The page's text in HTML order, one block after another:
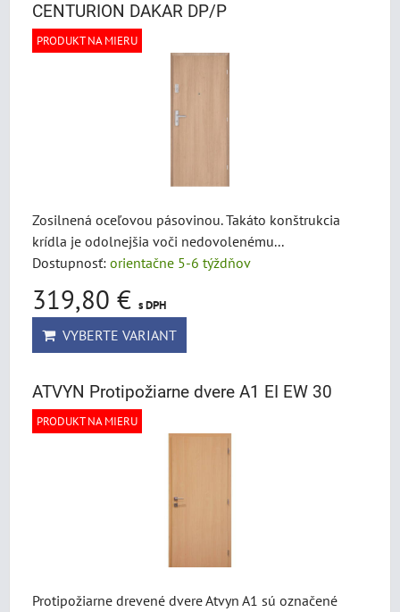
CENTURION DAKAR DP/P
PRODUKT NA MIERU
Zosilnená oceľovou pásovinou. Takáto konštrukcia
krídla je odolnejšia voči nedovolenému...
Dostupnosť: orientačne 5-6 týždňov
319,80 € s DPH
VYBERTE VARIANT
ATVYN Protipožiarne dvere A1 EI EW 30
PRODUKT NA MIERU
Protipožiarne drevené dvere Atvyn A1 sú označené